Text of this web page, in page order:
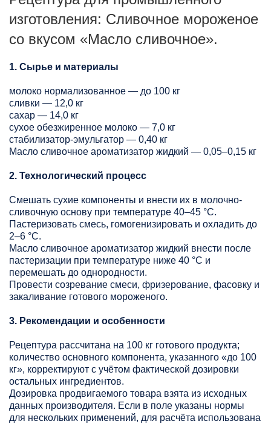
изготовления: Сливочное мороженое
со вкусом «Масло сливочное».
1. Сырье и материалы
молоко нормализованное — до 100 кг
сливки — 12,0 кг
сахар — 14,0 кг
сухое обезжиренное молоко — 7,0 кг
стабилизатор-эмульгатор — 0,40 кг
Масло сливочное ароматизатор жидкий — 0,05–0,15 кг
2. Технологический процесс
Смешать сухие компоненты и внести их в молочно-
сливочную основу при температуре 40–45 °C.
Пастеризовать смесь, гомогенизировать и охладить до
2–6 °C.
Масло сливочное ароматизатор жидкий внести после
пастеризации при температуре ниже 40 °C и
перемешать до однородности.
Провести созревание смеси, фризерование, фасовку и
закаливание готового мороженого.
3. Рекомендации и особенности
Рецептура рассчитана на 100 кг готового продукта;
количество основного компонента, указанного «до 100
кг», корректируют с учётом фактической дозировки
остальных ингредиентов.
Дозировка продвигаемого товара взята из исходных
данных производителя. Если в поле указаны нормы
для нескольких применений, для расчёта использована